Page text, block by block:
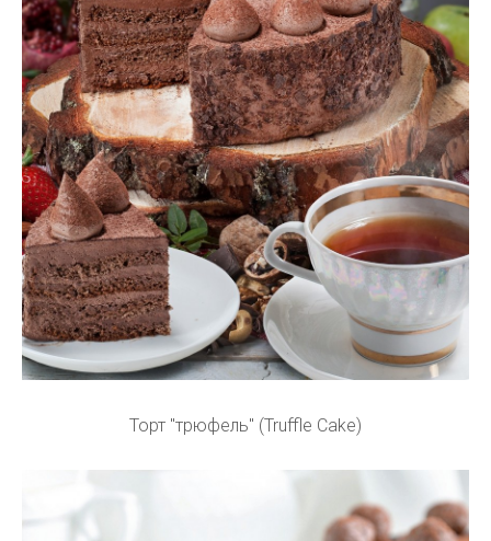
Торт "трюфель" (Truffle Cake)